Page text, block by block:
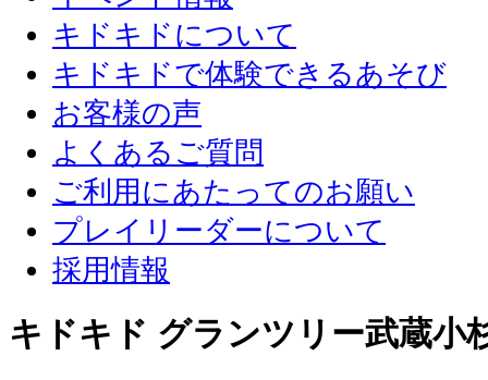
キドキドについて
キドキドで体験できるあそび
お客様の声
よくあるご質問
ご利用にあたってのお願い
プレイリーダーについて
採用情報
キドキド グランツリー武蔵小